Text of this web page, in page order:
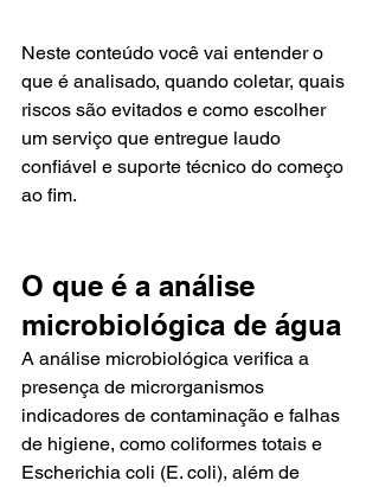
Neste conteúdo você vai entender o
que é analisado, quando coletar, quais
riscos são evitados e como escolher
um serviço que entregue laudo
confiável e suporte técnico do começo
ao fim.
O que é a análise
microbiológica de água
A análise microbiológica verifica a
presença de microrganismos
indicadores de contaminação e falhas
de higiene, como coliformes totais e
Escherichia coli (E. coli), além de